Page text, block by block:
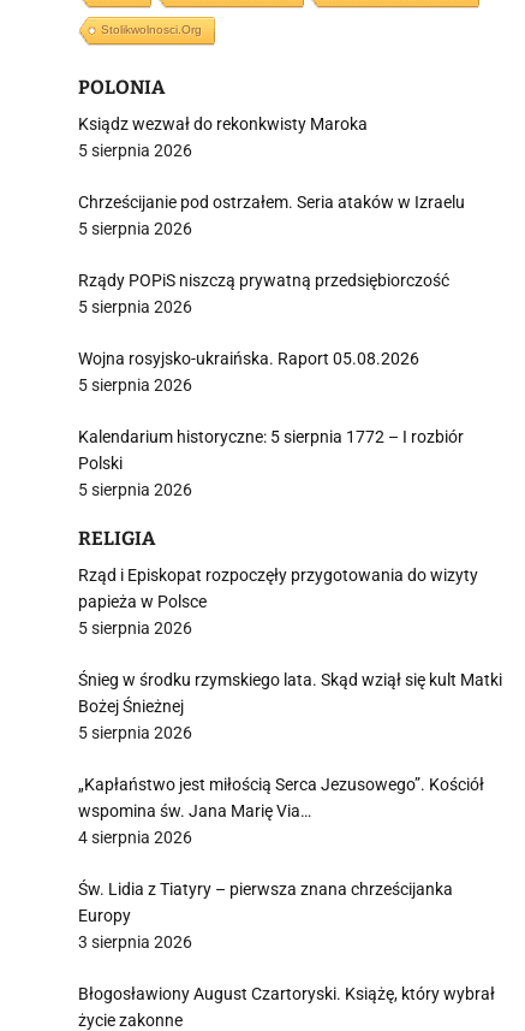
Stolikwolnosci.org
POLONIA
Ksiądz wezwał do rekonkwisty Maroka
5 sierpnia 2026
Chrześcijanie pod ostrzałem. Seria ataków w Izraelu
5 sierpnia 2026
Rządy POPiS niszczą prywatną przedsiębiorczość
5 sierpnia 2026
Wojna rosyjsko-ukraińska. Raport 05.08.2026
5 sierpnia 2026
Kalendarium historyczne: 5 sierpnia 1772 – I rozbiór
Polski
5 sierpnia 2026
RELIGIA
Rząd i Episkopat rozpoczęły przygotowania do wizyty
papieża w Polsce
5 sierpnia 2026
Śnieg w środku rzymskiego lata. Skąd wziął się kult Matki
Bożej Śnieżnej
5 sierpnia 2026
„Kapłaństwo jest miłością Serca Jezusowego”. Kościół
wspomina św. Jana Marię Via…
4 sierpnia 2026
Św. Lidia z Tiatyry – pierwsza znana chrześcijanka
Europy
3 sierpnia 2026
Błogosławiony August Czartoryski. Książę, który wybrał
życie zakonne